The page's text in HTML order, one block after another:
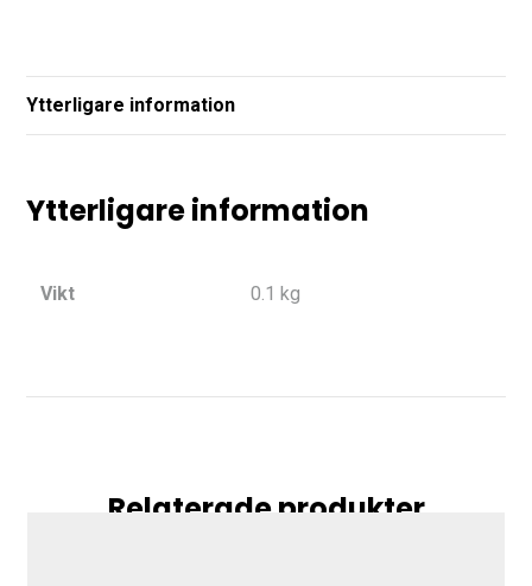
Ytterligare information
Ytterligare information
Vikt 0.1 kg
Relaterade produkter